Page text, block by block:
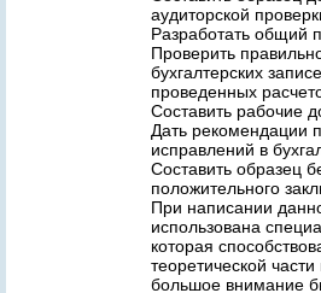
аудиторской
Разработать общий
Проверить
бухгалтерских
проведенных
Составить рабочие
Дать рекомендации
исправлений в
Составить образец
положительного
При написании
использована
которая
теоретической
большое внимание